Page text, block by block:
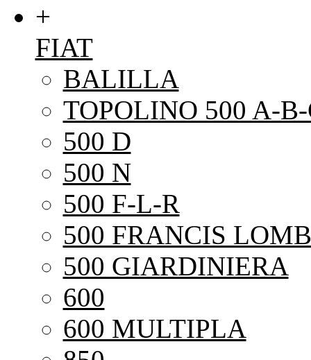
+
FIAT
BALILLA
TOPOLINO 500 A-
500 D
500 N
500 F-L-R
500 FRANCIS
500 GIARDINIERA
600
600 MULTIPLA